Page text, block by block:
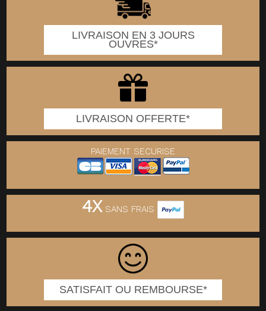
LIVRAISON EN 3 JOURS
OUVRES*
LIVRAISON OFFERTE*
PAIEMENT SECURISE
4XSANS FRAIS
SATISFAIT OU REMBOURSE*